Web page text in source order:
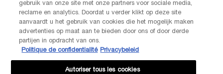
€ - BE (FR)
© Lancôme
gebruik van onze site met onze partners voor sociale media,
reclame en analytics. Doordat u verder klikt op deze site
aanvaardt u het gebruik van cookies die het mogelijk maken
advertenties op maat aan te bieden door ons of door derde
partijen in opdracht van ons.
Politique de confidentialité Privacybeleid
Autoriser tous les cookies